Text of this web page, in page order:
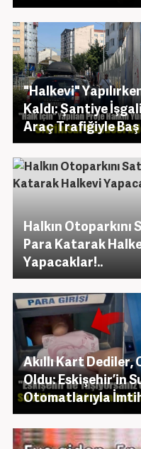
"Halkevi"
Kaldı: Şantiye
Araç Trafiğiyle Baş
Halkın Otoparkını
Para Katarak
Yapacaklar!..
Akıllı Kart Dediler,
Oldu: Eskişehir’in
Otomatlarıyla